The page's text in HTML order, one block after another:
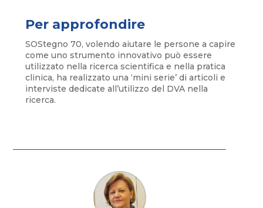
Per approfondire
SOStegno 70, volendo aiutare le persone a capire
come uno strumento innovativo può essere
utilizzato nella ricerca scientifica e nella pratica
clinica, ha realizzato una ‘mini serie’ di articoli e
interviste dedicate all’utilizzo del DVA nella
ricerca.